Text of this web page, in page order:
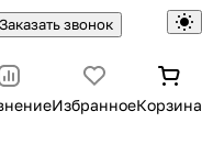
Заказать звонок
ИзбранноеКорзина